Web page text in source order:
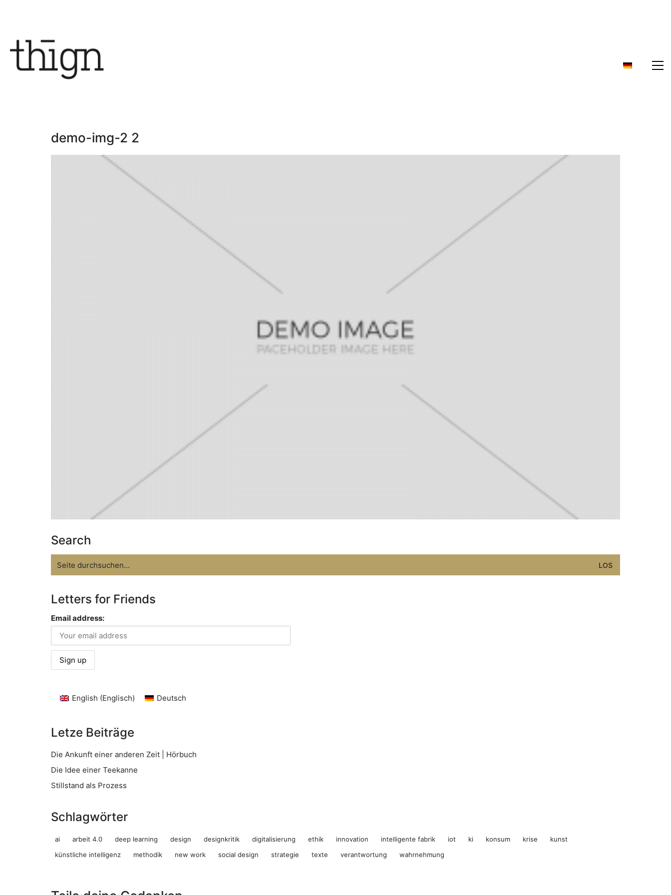
demo-img-2 2
Search
for:
Letters for Friends
Email address:
English (Englisch) Deutsch
Letze Beiträge
Die Ankunft einer anderen Zeit | Hörbuch
Die Idee einer Teekanne
Stillstand als Prozess
Schlagwörter
ai arbeit 4.0 deep learning design designkritik digitalisierung ethik innovation intelligente fabrik iot ki konsum krise
kunst
künstliche intelligenz
methodik new work social design strategie texte verantwortung wahrnehmung